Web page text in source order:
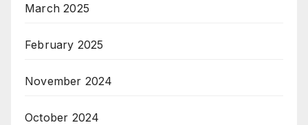
March 2025
February 2025
November 2024
October 2024